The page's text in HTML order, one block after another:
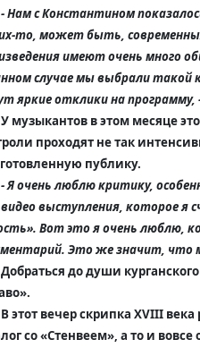
- Нам с Константином
то, может быть,
имеют очень много
случае мы выбрали такой
яркие отклики на программу,
У музыкантов в этом месяце
проходят не так
публику.
- Я очень люблю критику,
выступления, которое я
Вот это я очень люблю,
Это же значит, что
Добраться до души
В этот вечер скрипка XVIII
со «Стенвеем», а то и